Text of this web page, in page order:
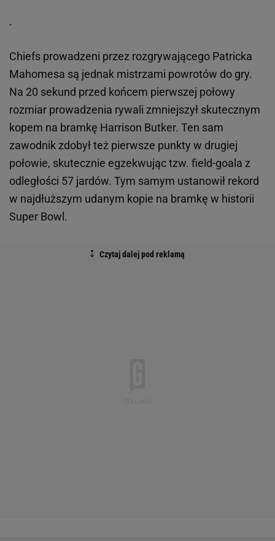
Chiefs prowadzeni przez rozgrywającego Patricka
Mahomesa są jednak mistrzami powrotów do gry.
Na 20 sekund przed końcem pierwszej połowy
rozmiar prowadzenia rywali zmniejszył skutecznym
kopem na bramkę Harrison Butker. Ten sam
zawodnik zdobył też pierwsze punkty w drugiej
połowie, skutecznie egzekwując tzw. field-goala z
odległości 57 jardów. Tym samym ustanowił rekord
w najdłuższym udanym kopie na bramkę w historii
Super Bowl.